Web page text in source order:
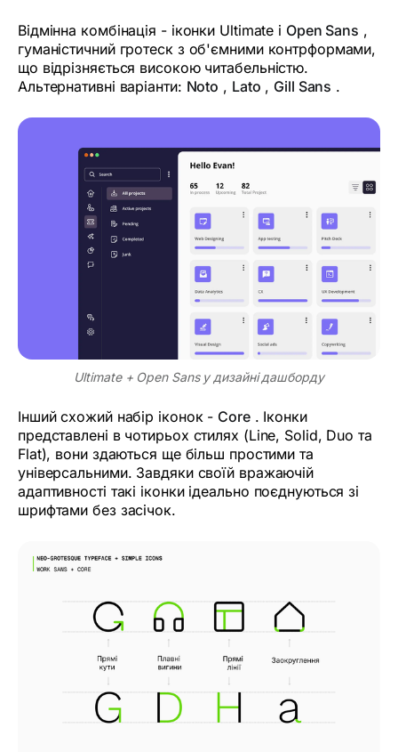
Відмінна комбінація - іконки Ultimate і Open Sans ,
гуманістичний гротеск з об'ємними контрформами,
що відрізняється високою читабельністю.
Альтернативні варіанти: Noto , Lato , Gill Sans .
Ultimate + Open Sans у дизайні дашборду
Інший схожий набір іконок - Core. Іконки
представлені в чотирьох стилях (Line, Solid, Duo та
Flat), вони здаються ще більш простими та
універсальними. Завдяки своїй вражаючій
адаптивності такі іконки ідеально поєднуються зі
шрифтами без засічок.